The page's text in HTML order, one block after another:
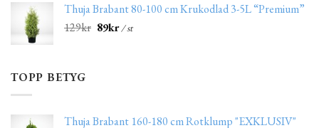
Thuja Brabant 80-100 cm Krukodlad 3-5L “Premium”
129kr 89kr/ st
TOPP BETYG
Thuja Brabant 160-180 cm Rotklump "EXKLUSIV"